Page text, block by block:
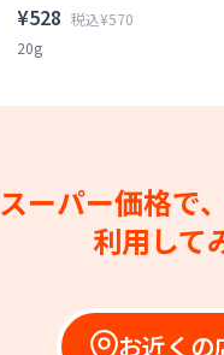
¥528 税込¥570
20g
スーパー価格で
利用して
お近くの